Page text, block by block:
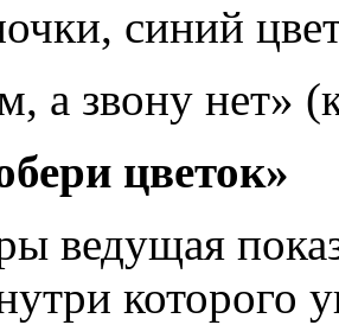
синий
а звону нет»
цветок»
ведущая
которого